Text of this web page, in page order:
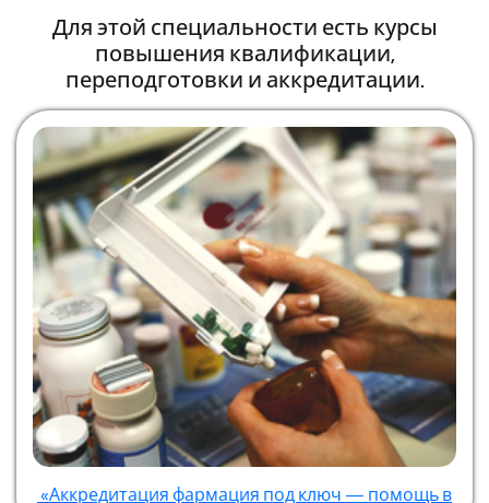
Для этой специальности есть курсы
повышения квалификации,
переподготовки и аккредитации.
«Аккредитация фармация под ключ — помощь в